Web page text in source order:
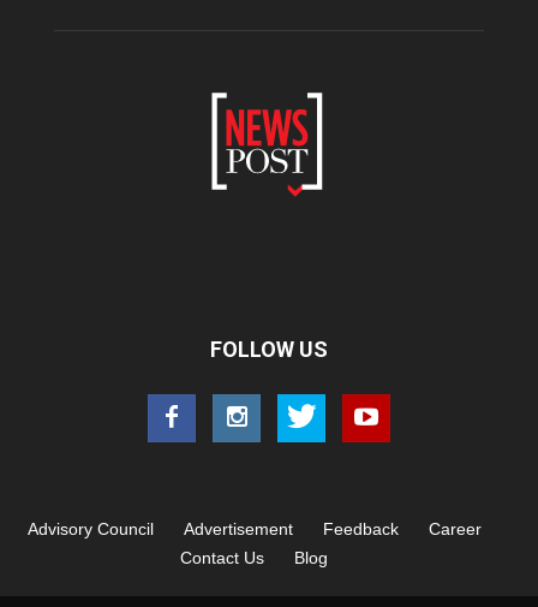
FOLLOW US
Advisory Council Advertisement Feedback
Career
Contact Us
Blog